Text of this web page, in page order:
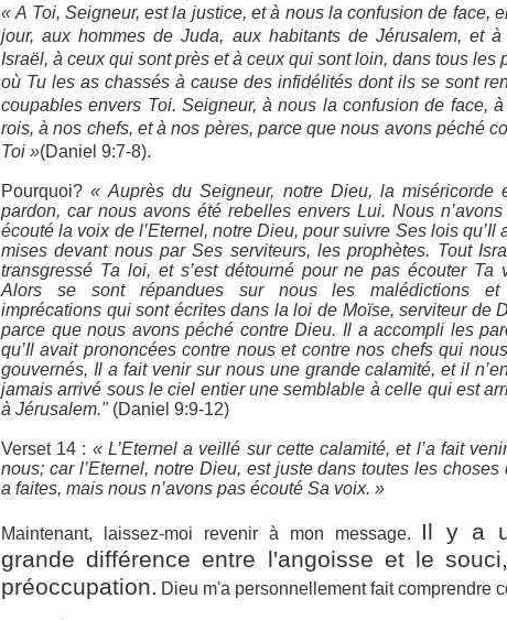
« A Toi, Seigneur, est la justice, et à nous la confusion de face,
jour, aux hommes de Juda, aux habitants de Jérusalem, et à
Israël, à ceux qui sont près et à ceux qui sont loin, dans tous les
où Tu les as chassés à cause des infidélités dont ils se sont
coupables envers Toi. Seigneur, à nous la confusion de face,
rois, à nos chefs, et à nos pères, parce que nous avons péché
Toi »(Daniel 9:7-8).
Pourquoi?« Auprès du Seigneur, notre Dieu, la miséricorde
pardon, car nous avons été rebelles envers Lui. Nous
écouté la voix de l’Eternel, notre Dieu, pour suivre Ses lois qu’Il
mises devant nous par Ses serviteurs, les prophètes. Tout
transgressé Ta loi, et s’est détourné pour ne pas écouter Ta
Alors se sont répandues sur nous les malédictions
imprécations qui sont écrites dans la loi de Moïse, serviteur de
parce que nous avons péché contre Dieu. Il a accompli les
qu’Il avait prononcées contre nous et contre nos chefs qui
gouvernés, Il a fait venir sur nous une grande calamité, et il
jamais arrivé sous le ciel entier une semblable à celle qui est
à Jérusalem."(Daniel 9:9-12)
Verset 14 : « L’Eternel a veillé sur cette calamité, et l’a fait
nous; car l’Eternel, notre Dieu, est juste dans toutes les choses
a faites, mais nous n’avons pas écouté Sa voix. »
Maintenant, laissez-moi revenir à mon message.
Il y a
grande différence entre l'angoisse et le
préoccupation. Dieu m'a personnellement fait comprendre